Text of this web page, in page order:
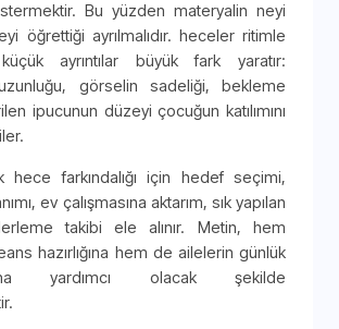
Bu yüzden materyalin neyi
öğrettiği ayrılmalıdır. heceler ritimle
ayrıntılar büyük fark yaratır:
görselin sadeliği, bekleme
ipucunun düzeyi çocuğun katılımını
hece farkındalığı için hedef seçimi,
ev çalışmasına aktarım, sık yapılan
takibi ele alınır. Metin, hem
hazırlığına hem de ailelerin günlük
yardımcı olacak şekilde